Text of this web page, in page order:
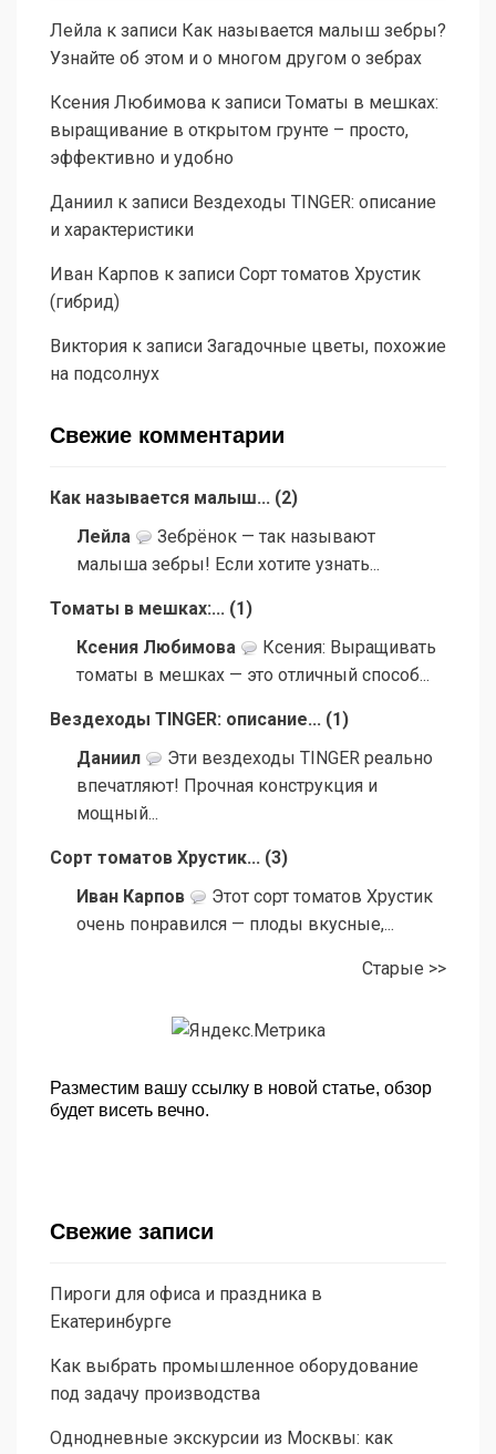
Лейла к записи Как называется малыш зебры?
Узнайте об этом и о многом другом о зебрах
Ксения Любимова к записи Томаты в мешках:
выращивание в открытом грунте – просто,
эффективно и удобно
Даниил к записи Вездеходы TINGER: описание
и характеристики
Иван Карпов к записи Сорт томатов Хрустик
(гибрид)
Виктория к записи Загадочные цветы, похожие
на подсолнух
Свежие комментарии
Как называется малыш... (2)
Лейла
Зебрёнок — так называют
малыша зебры! Если хотите узнать...
Томаты в мешках:... (1)
Ксения Любимова
Ксения: Выращивать
томаты в мешках — это отличный способ...
Вездеходы TINGER: описание... (1)
Даниил
Эти вездеходы TINGER реально
впечатляют! Прочная конструкция и
мощный...
Сорт томатов Хрустик... (3)
Иван Карпов
Этот сорт томатов Хрустик
очень понравился — плоды вкусные,...
Старые >>
Разместим вашу ссылку в новой статье, обзор
будет висеть вечно.
Свежие записи
Пироги для офиса и праздника в
Екатеринбурге
Как выбрать промышленное оборудование
под задачу производства
Однодневные экскурсии из Москвы: как